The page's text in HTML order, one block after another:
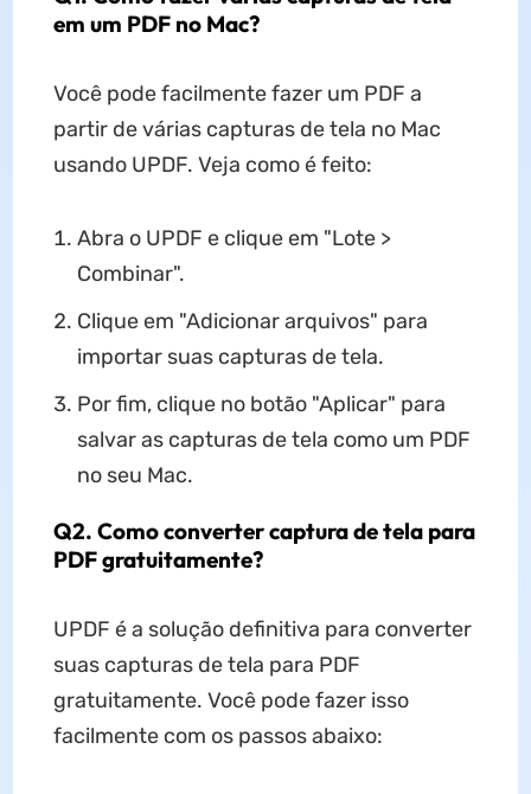
em um PDF no Mac?
Você pode facilmente fazer um PDF a
partir de várias capturas de tela no Mac
usando UPDF. Veja como é feito:
Abra o UPDF e clique em "Lote >
Combinar".
Clique em "Adicionar arquivos" para
importar suas capturas de tela.
Por fim, clique no botão "Aplicar" para
salvar as capturas de tela como um PDF
no seu Mac.
Q2. Como converter captura de tela para
PDF gratuitamente?
UPDF é a solução definitiva para converter
suas capturas de tela para PDF
gratuitamente. Você pode fazer isso
facilmente com os passos abaixo: